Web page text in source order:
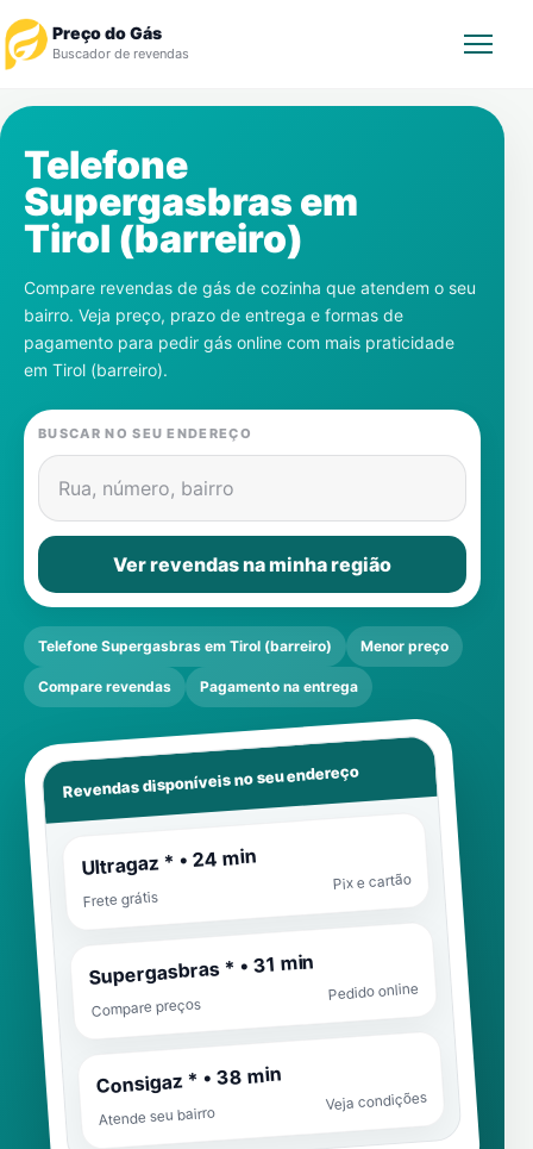
Preço do Gás
Buscador de revendas
Revendedor
Notícias
Cadastre-se
Gás
Contatos
Telefone
Supergasbras em
Tirol (barreiro)
Compare revendas de gás de cozinha que atendem o seu
bairro. Veja preço, prazo de entrega e formas de
pagamento para pedir gás online com mais praticidade
em Tirol (barreiro).
BUSCAR NO SEU ENDEREÇO
Rua, número, bairro
Ver revendas na minha região
Telefone Supergasbras em Tirol (barreiro) Menor preço
Compare revendas Pagamento na entrega
Revendas disponíveis no seu endereço
Ultragaz * • 24 min
Frete grátis
Pix e cartão
Supergasbras * • 31 min
Compare preços
Pedido online
Consigaz * • 38 min
Atende seu bairro
Veja condições